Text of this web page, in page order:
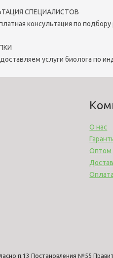
СПЕЦИАЛИСТОВ
консультация по подбору
услуги биолога по
О нас
Оптом
Оплата
п.13 Постановления №55